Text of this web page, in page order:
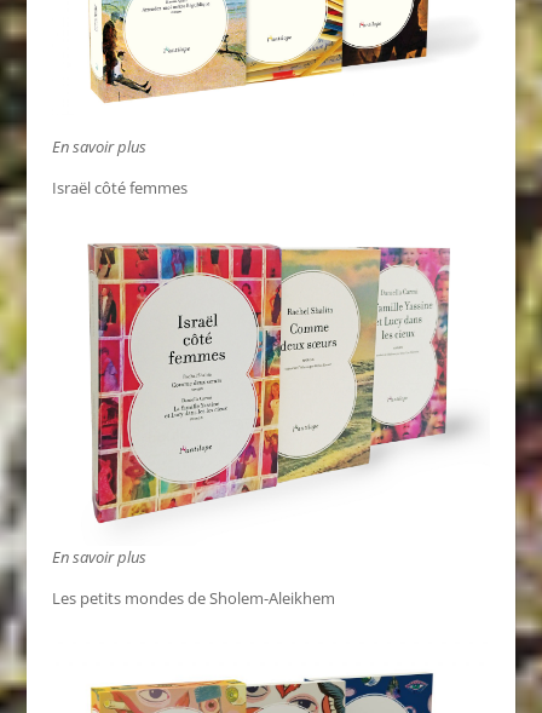
En savoir plus
Israël côté femmes
En savoir plus
Les petits mondes de Sholem-Aleikhem